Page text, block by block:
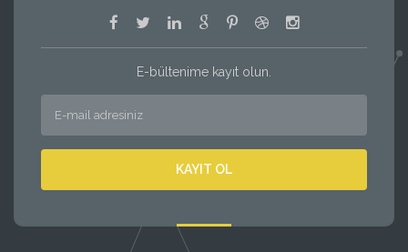
E-bültenime kayıt olun.